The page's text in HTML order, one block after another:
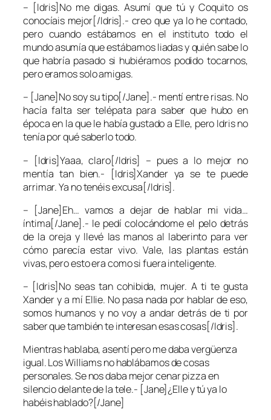
– [Idris]No me digas. Asumí que tú y Coquito os
conocíais mejor[/Idris].- creo que ya lo he contado,
pero cuando estábamos en el instituto todo el
mundo asumía que estábamos liadas y quién sabe lo
que habría pasado si hubiéramos podido tocarnos,
pero eramos solo amigas.
– [Jane]No soy su tipo[/Jane].- mentí entre risas. No
hacía falta ser telépata para saber que hubo en
época en la que le había gustado a Elle, pero Idris no
tenía por qué saberlo todo.
– [Idris]Yaaa, claro[/Idris] – pues a lo mejor no
mentía tan bien.- [Idris]Xander ya se te puede
arrimar. Ya no tenéis excusa[/Idris].
– [Jane]Eh… vamos a dejar de hablar mi vida…
íntima[/Jane].- le pedí colocándome el pelo detrás
de la oreja y llevé las manos al laberinto para ver
cómo parecía estar vivo. Vale, las plantas están
vivas, pero esto era como si fuera inteligente.
– [Idris]No seas tan cohibida, mujer. A ti te gusta
Xander y a mí Ellie. No pasa nada por hablar de eso,
somos humanos y no voy a andar detrás de ti por
saber que también te interesan esas cosas[/Idris].
Mientras hablaba, asentí pero me daba vergüenza
igual. Los Williams no hablábamos de cosas
personales. Se nos daba mejor cenar pizza en
silencio delante de la tele.- [Jane]¿Elle y tú ya lo
habéis hablado?[/Jane]